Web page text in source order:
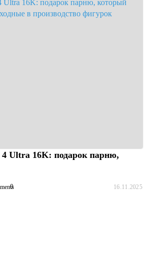
Ultra 16K: подарок парню,
0 16.11.2025